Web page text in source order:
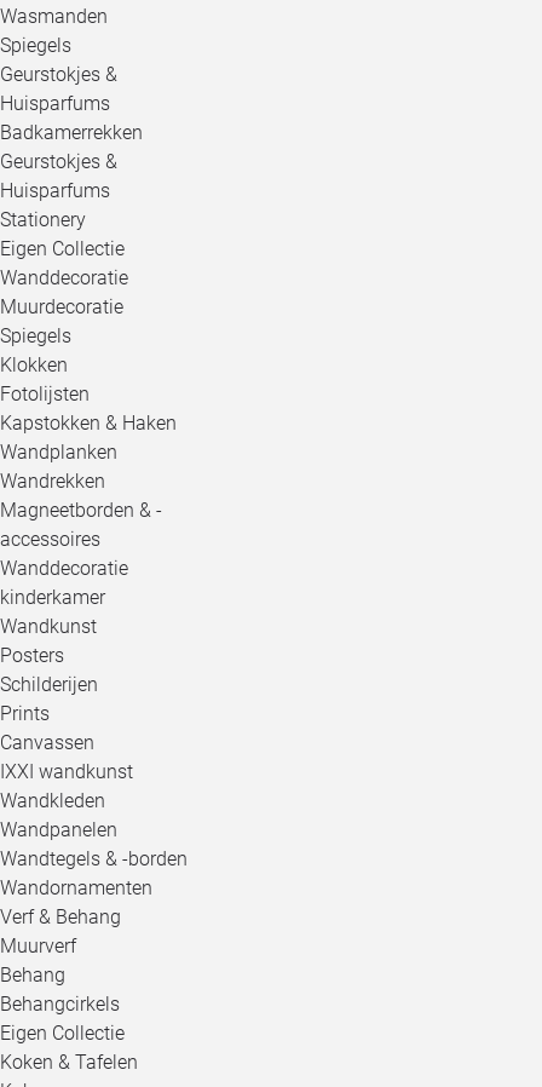
Wasmanden
Spiegels
Geurstokjes &
Huisparfums
Badkamerrekken
Geurstokjes &
Huisparfums
Stationery
Eigen Collectie
Wanddecoratie
Muurdecoratie
Spiegels
Klokken
Fotolijsten
Kapstokken & Haken
Wandplanken
Wandrekken
Magneetborden & -
accessoires
Wanddecoratie
kinderkamer
Wandkunst
Posters
Schilderijen
Prints
Canvassen
IXXI wandkunst
Wandkleden
Wandpanelen
Wandtegels & -borden
Wandornamenten
Verf & Behang
Muurverf
Behang
Behangcirkels
Eigen Collectie
Koken & Tafelen